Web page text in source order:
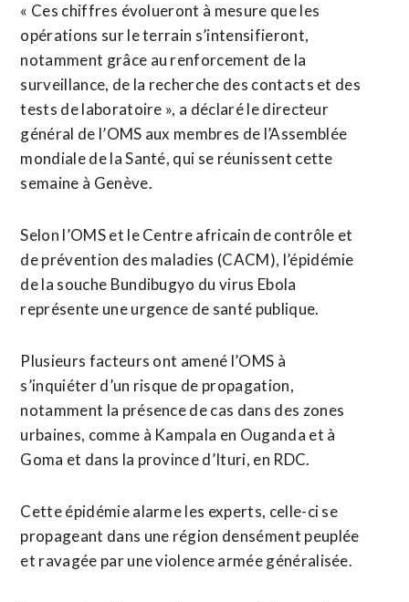
« Ces chiffres ⁠évolueront à mesure que les
opérations sur le terrain s’intensifieront,
notamment grâce au renforcement de ‌la
surveillance, de la recherche ‌des contacts et des
tests de laboratoire », a déclaré le directeur
général de l’OMS aux membres de l’Assemblée
mondiale de la Santé, qui se réunissent cette
semaine à Genève.
Selon l’OMS et le Centre africain de contrôle et
de prévention des maladies (CACM), l’épidémie ​
de la souche Bundibugyo du virus Ebola
représente une urgence de santé publique.
Plusieurs facteurs ont amené l’OMS à
s’inquiéter d’un risque de propagation,
notamment la présence de cas dans des zones
urbaines, comme à Kampala en Ouganda et à
Goma et dans la province d’Ituri, en RDC.
Cette épidémie alarme les experts, celle-ci se
propageant dans une région densément peuplée
et ravagée par une violence armée généralisée.